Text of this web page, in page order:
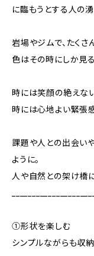
に臨もうとする人の
岩場やジムで、たく
色はその時にしか見
時には笑顔の絶えな
時には心地よい緊張
課題や人との出会い
ように。
人や自然との架け橋に
①形状を楽しむ
シンプルながらも収